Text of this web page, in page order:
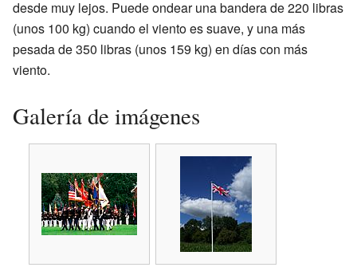
desde muy lejos. Puede ondear una bandera de 220 libras
(unos 100 kg) cuando el viento es suave, y una más
pesada de 350 libras (unos 159 kg) en días con más
viento.
Galería de imágenes